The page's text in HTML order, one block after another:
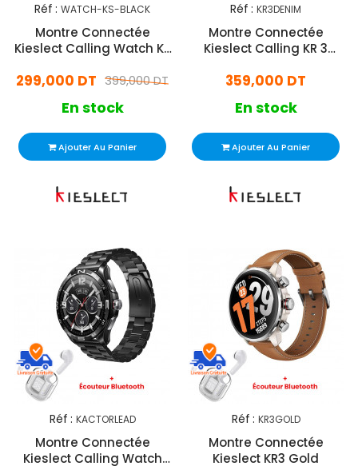
Réf : WATCH-KS-BLACK
Montre Connectée
Kieslect Calling Watch KS
399,000 DT
299,000 DT
En stock
Ajouter Au Panier
Réf : KR3DENIM
Montre Connectée
Kieslect Calling KR 3
359,000 DT
En stock
Ajouter Au Panier
Réf : KACTORLEAD
Montre Connectée
Kieslect Calling Watch
Réf : KR3GOLD
Montre Connectée
Kieslect KR3 Gold